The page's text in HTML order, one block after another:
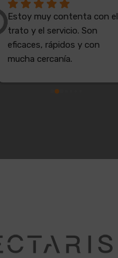
Estoy muy contenta con el
trato y el servicio. Son
eficaces, rápidos y con
mucha cercanía.